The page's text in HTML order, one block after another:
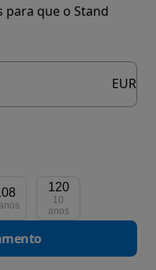
para que o Stand
EUR
120
10
anos